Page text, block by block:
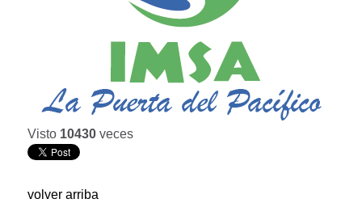
Visto 10430 veces
volver arriba